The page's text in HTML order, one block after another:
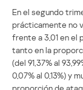
En el segundo
prácticamente no
frente a 3,01 en el
tanto en la
(del 91,37% al
0,07% al 0,13%) y
proporción de